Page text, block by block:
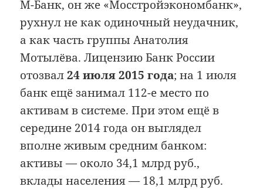
М-Банк, он же «Мосстройэкономбанк»,
рухнул не как одиночный неудачник,
а как часть группы Анатолия
Мотылёва. Лицензию Банк России
отозвал24 июля 2015 года; на 1 июля
банк ещё занимал 112-е место по
активам в системе. При этом ещё в
середине 2014 года он выглядел
вполне живым средним банком:
активы — около 34,1 млрд руб.,
вклады населения — 18,1 млрд руб.